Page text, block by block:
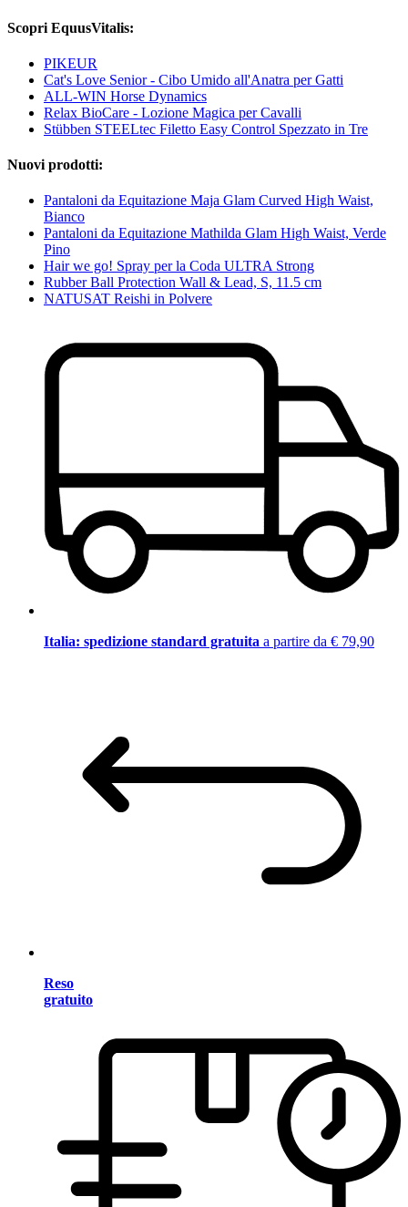
Scopri EquusVitalis:
PIKEUR
Cat's Love Senior - Cibo Umido all'Anatra per Gatti
ALL-WIN Horse Dynamics
Relax BioCare - Lozione Magica per Cavalli
Stübben STEELtec Filetto Easy Control Spezzato in Tre
Nuovi prodotti:
Pantaloni da Equitazione Maja Glam Curved High Waist,
Bianco
Pantaloni da Equitazione Mathilda Glam High Waist, Verde
Pino
Hair we go! Spray per la Coda ULTRA Strong
Rubber Ball Protection Wall & Lead, S, 11.5 cm
NATUSAT Reishi in Polvere
Italia: spedizione standard gratuita a partire da € 79,90
Reso
gratuito